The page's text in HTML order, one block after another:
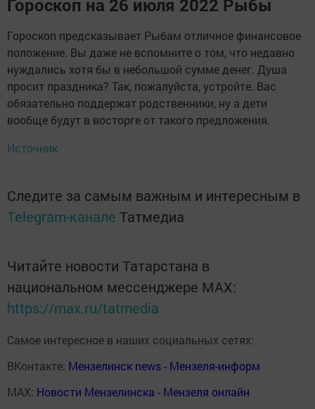
Гороскоп на 26 июля 2022 Рыбы
Гороскоп предсказывает Рыбам отличное финансовое
положение. Вы даже не вспомните о том, что недавно
нуждались хотя бы в небольшой сумме денег. Душа
просит праздника? Так, пожалуйста, устройте. Вас
обязательно поддержат родственники, ну а дети
вообще будут в восторге от такого предложения.
Источник
Следите за самым важным и интересным в
Telegram-канале Татмедиа
Читайте новости Татарстана в
национальном мессенджере MАХ:
https://max.ru/tatmedia
Самое интересное в наших социальных сетях:
ВКонтакте: Мензелинск news - Мензеля-информ
MAX: Новости Мензелинска - Мензеля онлайн